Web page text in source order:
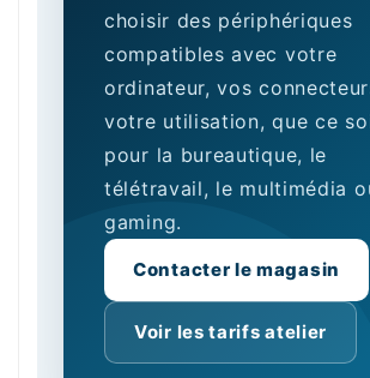
choisir des périphériques
compatibles avec votre
ordinateur, vos
votre utilisation, que ce
pour la bureautique, le
télétravail, le multimédia
gaming.
Contacter le magasin
Voir les tarifs atelier